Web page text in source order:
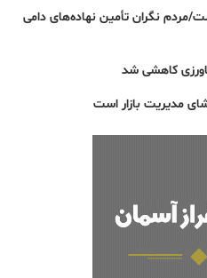
مردم نگران تأمین نهاده‌های دامی
کاهشی شد
مدیریت بازار است